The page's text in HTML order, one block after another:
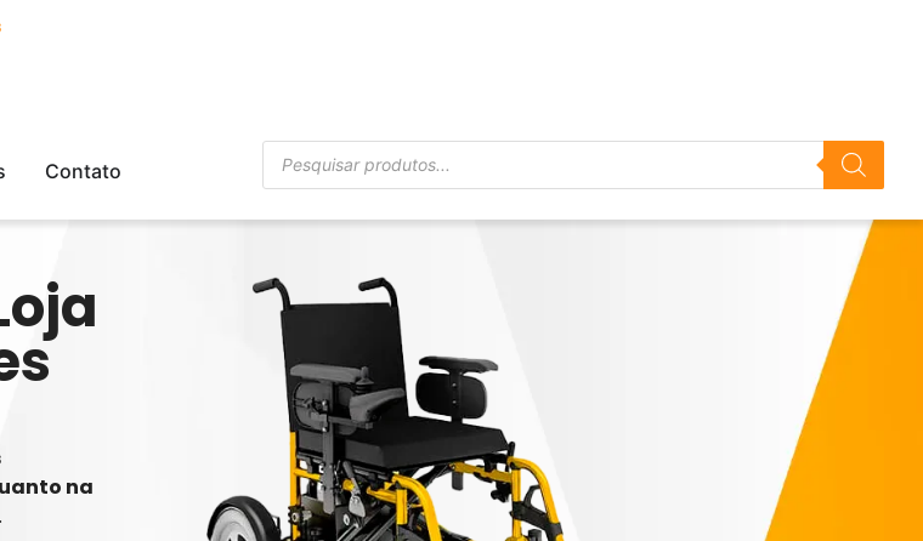
Contato
na